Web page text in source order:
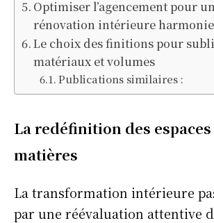
Optimiser l’agencement pour
rénovation intérieure
Le choix des finitions pour
matériaux et volumes
Publications similaires :
La redéfinition des
matières
La transformation intérieure
par une réévaluation attentive